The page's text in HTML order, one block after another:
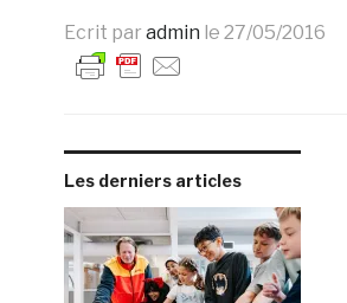
Ecrit par admin le 27/05/2016
Les derniers articles